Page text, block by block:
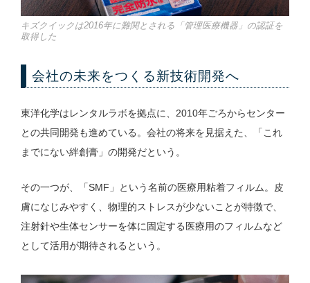
キズクイックは2016年に難関とされる「管理医療機器」の認証を
取得した
会社の未来をつくる新技術開発へ
東洋化学はレンタルラボを拠点に、2010年ごろからセンター
との共同開発も進めている。会社の将来を見据えた、「これ
までにない絆創膏」の開発だという。
その一つが、「SMF」という名前の医療用粘着フィルム。皮
膚になじみやすく、物理的ストレスが少ないことが特徴で、
注射針や生体センサーを体に固定する医療用のフィルムなど
として活用が期待されるという。